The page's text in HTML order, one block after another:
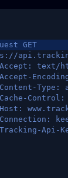
GET
text/
Control:
Api-